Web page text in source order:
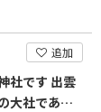
追加
社です 出雲
大社であり